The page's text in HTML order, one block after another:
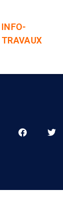
INFO-
TRAVAUX